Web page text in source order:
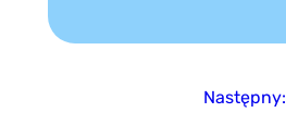
Następny: